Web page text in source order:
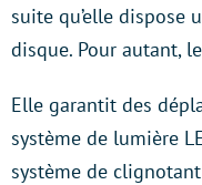
suite qu’elle dispose
disque. Pour autant,
Elle garantit des
système de lumière
système de